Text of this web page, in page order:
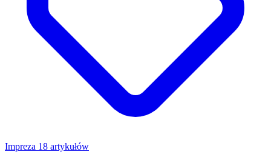
Impreza 18 artykułów